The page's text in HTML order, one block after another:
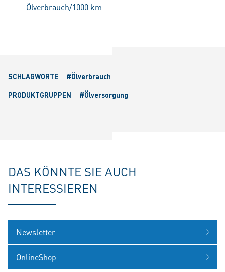
Ölverbrauch/1000 km
SCHLAGWORTE
#Ölverbrauch
PRODUKTGRUPPEN
#Ölversorgung
DAS KÖNNTE SIE AUCH
INTERESSIEREN
Newsletter
OnlineShop